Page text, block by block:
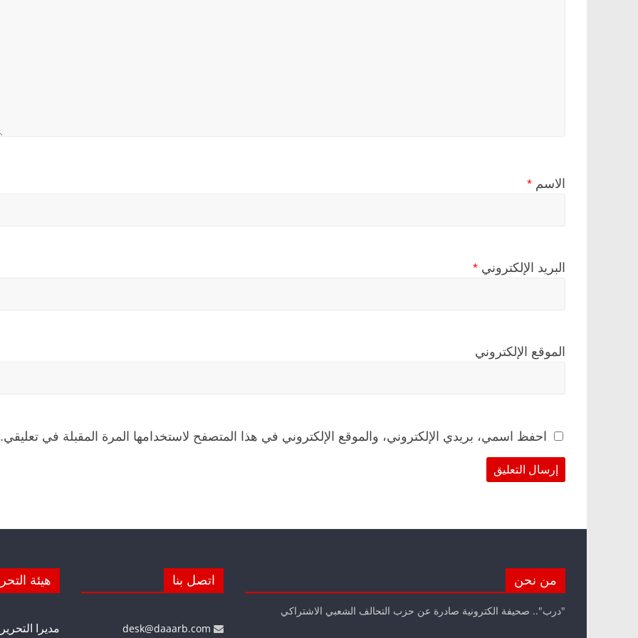
الاسم *
البريد الإلكتروني *
الموقع الإلكتروني
احفظ اسمي، بريدي الإلكتروني، والموقع الإلكتروني في هذا المتصفح لاستخدامها المرة المقبلة في تعليقي.
من نحن
"درب".. صحيفة الكترونية صادرة عن حزب التحالف الشعبي الاشتراكي
اتصل بنا هيئة
مديرا التحرير